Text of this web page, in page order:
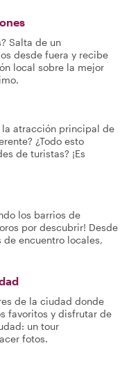
Salta de un
desde fuera y recibe
local sobre la mejor
la atracción principal de
¿Todo esto
de turistas? ¡Es
los barrios de
por descubrir! Desde
encuentro locales,
de la ciudad donde
favoritos y disfrutar de
un tour
fotos.